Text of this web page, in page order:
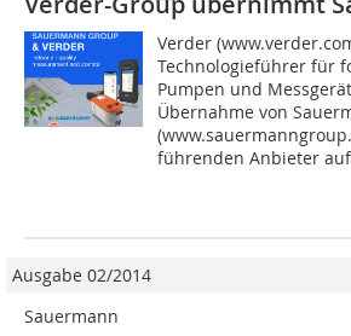
Verder
Technologieführer für
Pumpen und
Übernahme von
führenden Anbieter
Ausgabe 02/2014
Sauermann